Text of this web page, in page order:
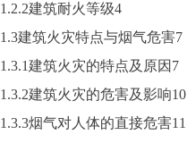
1.2.2建筑耐火等级4
1.3建筑火灾特点与烟气危害7
1.3.1建筑火灾的特点及原因7
1.3.2建筑火灾的危害及影响10
1.3.3烟气对人体的直接危害11